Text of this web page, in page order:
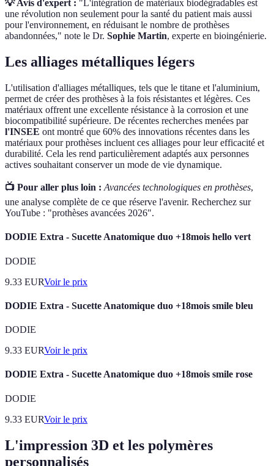
💡 Avis d'expert : "L'intégration de matériaux biodégradables est
une révolution non seulement pour la santé du patient mais aussi
pour l'environnement, en réduisant le nombre de prothèses
abandonnées," note le Dr. Sophie Martin, experte en bioingénierie.
Les alliages métalliques légers
L'utilisation d'alliages métalliques, tels que le titane et l'aluminium,
permet de créer des prothèses à la fois résistantes et légères. Ces
matériaux offrent une excellente résistance à la corrosion et une
biocompatibilité supérieure. De récentes recherches menées par
l'INSEE ont montré que 60% des innovations récentes dans les
matériaux pour prothèses incluent ces alliages pour leur efficacité et
durabilité. Cela les rend particulièrement adaptés aux personnes
actives souhaitant conserver un mode de vie dynamique.
📺 Pour aller plus loin : Avancées technologiques en prothèses,
une analyse complète de ce que réserve l'avenir. Recherchez sur
YouTube : "prothèses avancées 2026".
DODIE Extra - Sucette Anatomique duo +18mois hello vert
DODIE
9.33 EURVoir le prix
DODIE Extra - Sucette Anatomique duo +18mois smile bleu
DODIE
9.33 EURVoir le prix
DODIE Extra - Sucette Anatomique duo +18mois smile rose
DODIE
9.33 EURVoir le prix
L'impression 3D et les polymères
personnalisés